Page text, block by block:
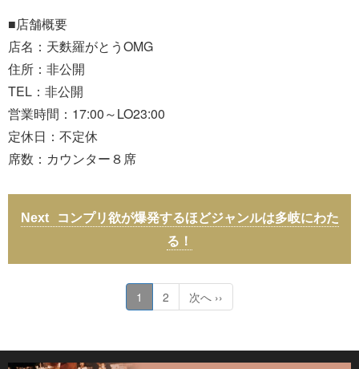
■店舗概要
店名：天麩羅がとうOMG
住所：非公開
TEL：非公開
営業時間：17:00～LO23:00
定休日：不定休
席数：カウンター８席
コンプリ欲が爆発するほどジャンルは多岐にわた
る！
1 2 次へ ››